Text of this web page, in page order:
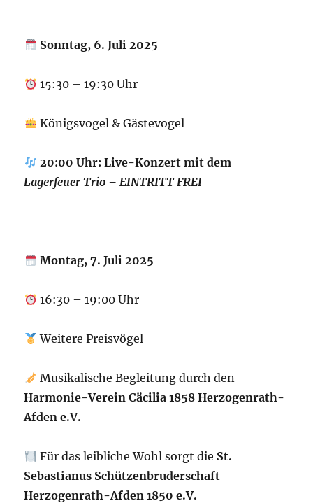
Sonntag, 6. Juli 2025
15:30 – 19:30 Uhr
Königsvogel & Gästevogel
20:00 Uhr: Live-Konzert mit dem
Lagerfeuer Trio – EINTRITT FREI
Montag, 7. Juli 2025
16:30 – 19:00 Uhr
Weitere Preisvögel
Musikalische Begleitung durch den
Harmonie-Verein Cäcilia 1858 Herzogenrath-
Afden e.V.
Für das leibliche Wohl sorgt die St.
Sebastianus Schützenbruderschaft
Herzogenrath-Afden 1850 e.V.